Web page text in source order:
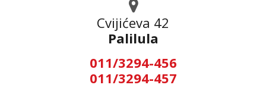
Cvijićeva 42
Palilula
011/3294-456
011/3294-457